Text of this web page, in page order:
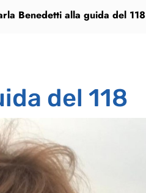
Benedetti alla guida del 118
del 118